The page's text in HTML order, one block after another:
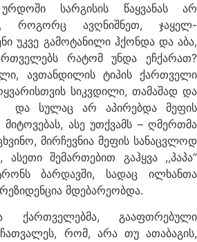
სარგისის წაყვანას არ
როგორც ავღნიშნეთ, ჯაყელ-
უკვე გამოტანილი ჰქონდა და აბა,
რატომ უნდა ეჩქარათ?
ავთანდილის ტიპის ქართველი
სიკვდილი, თამაშად და
და სულაც არ აპირებდა მეფის
ასე უთქვამს – ღმერთმა
მირჩევნია მეფის სანაცვლოდ
შემართებით გაჰყვა ,,პაპა’’
ბარდავში, სადაც ილხანთა
მდებარეობდა.
ქართველებმა, გააფთრებული
ჩათვალეს, რომ, არა თუ ათაბაგის,